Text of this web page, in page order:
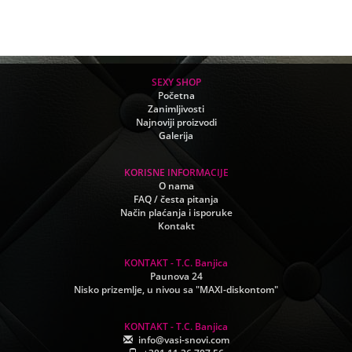
SEXY SHOP
Početna
Zanimljivosti
Najnoviji proizvodi
Galerija
KORISNE INFORMACIJE
O nama
FAQ / česta pitanja
Način plaćanja i isporuke
Kontakt
KONTAKT - T.C. Banjica
Paunova 24
Nisko prizemlje, u nivou sa "MAXI-diskontom"
KONTAKT - T.C. Banjica
info@vasi-snovi.com